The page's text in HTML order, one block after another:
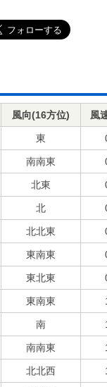
風向(16方位) 風
東
南南東
北東
北
北北東
東南東
東北東
東南東
南
南南東
北北西